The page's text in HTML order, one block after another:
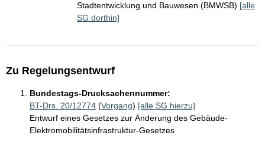
Stadtentwicklung und Bauwesen (BMWSB) [alle
SG dorthin]
Zu Regelungsentwurf
Bundestags-Drucksachennummer:
BT-Drs. 20/12774 (Vorgang) [alle SG hierzu]
Entwurf eines Gesetzes zur Änderung des Gebäude-
Elektromobilitätsinfrastruktur-Gesetzes